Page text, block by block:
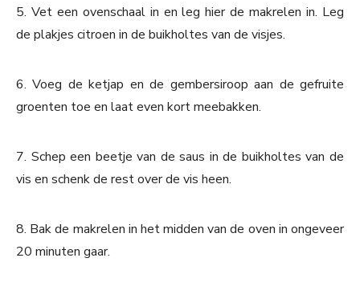
5. Vet een ovenschaal in en leg hier de makrelen in. Leg
de plakjes citroen in de buikholtes van de visjes.
6. Voeg de ketjap en de gembersiroop aan de gefruite
groenten toe en laat even kort meebakken.
7. Schep een beetje van de saus in de buikholtes van de
vis en schenk de rest over de vis heen.
8. Bak de makrelen in het midden van de oven in ongeveer
20 minuten gaar.